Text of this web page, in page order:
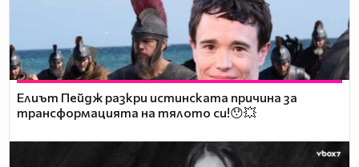
Елиът Пейдж разкри истинската причина за
трансформацията на тялото си!😯💥